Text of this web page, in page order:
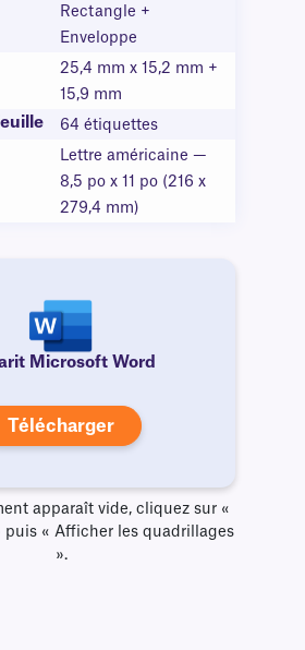
Rectangle +
Enveloppe
25,4 mm x 15,2 mm +
15,9 mm
64 étiquettes
Lettre américaine —
8,5 po x 11 po (216 x
279,4 mm)
Microsoft Word
Télécharger
apparaît vide, cliquez sur «
puis « Afficher les quadrillages
».